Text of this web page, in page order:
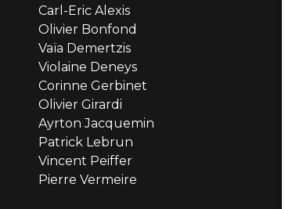
Carl-Eric Alexis
Olivier Bonfond
Vaïa Demertzis
Violaine Deneys
Corinne Gerbinet
Olivier Girardi
Ayrton Jacquemin
Patrick Lebrun
Vincent Peiffer
Pierre Vermeire